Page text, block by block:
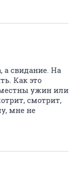
а свидание. На
Как это
ужин или
смотрит,
мне не